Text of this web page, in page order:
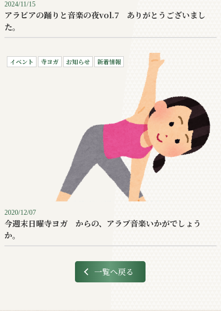
2024/11/15
アラビアの踊りと音楽の夜vol.7 ありがとうございまし
た。
イベント 寺ヨガ お知らせ 新着情報
2020/12/07
今週末日曜寺ヨガ からの、アラブ音楽いかがでしょう
か。
一覧へ戻る